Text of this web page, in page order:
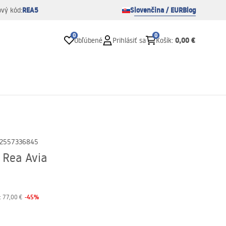
kód:REA5 Slovenčina / EURBlog
0
Obľúbené Prihlásiť sa
0
Košík: 0,00 €
Avia
77,00 € -45%